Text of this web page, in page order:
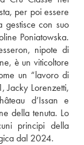
per poi essere
gestisce con suo
Poniatowska.
nipote di
è un viticoltore
un “lavoro di
Jacky Lorenzetti,
d’Issan e
della tenuta. Lo
principi della
dal 2024.